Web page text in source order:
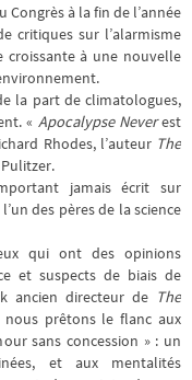
Congrès à la fin de l’année
critiques sur l’alarmisme
croissante à une nouvelle
la part de climatologues,
« Apocalypse Neverest
Rhodes, l’auteur The
jamais écrit sur
des pères de la science
qui ont des opinions
et suspects de biais de
ancien directeur de The
prêtons le flanc aux
sans concession » : un
et aux mentalités